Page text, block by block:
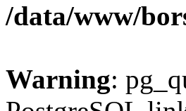
/data/www/
Warning: